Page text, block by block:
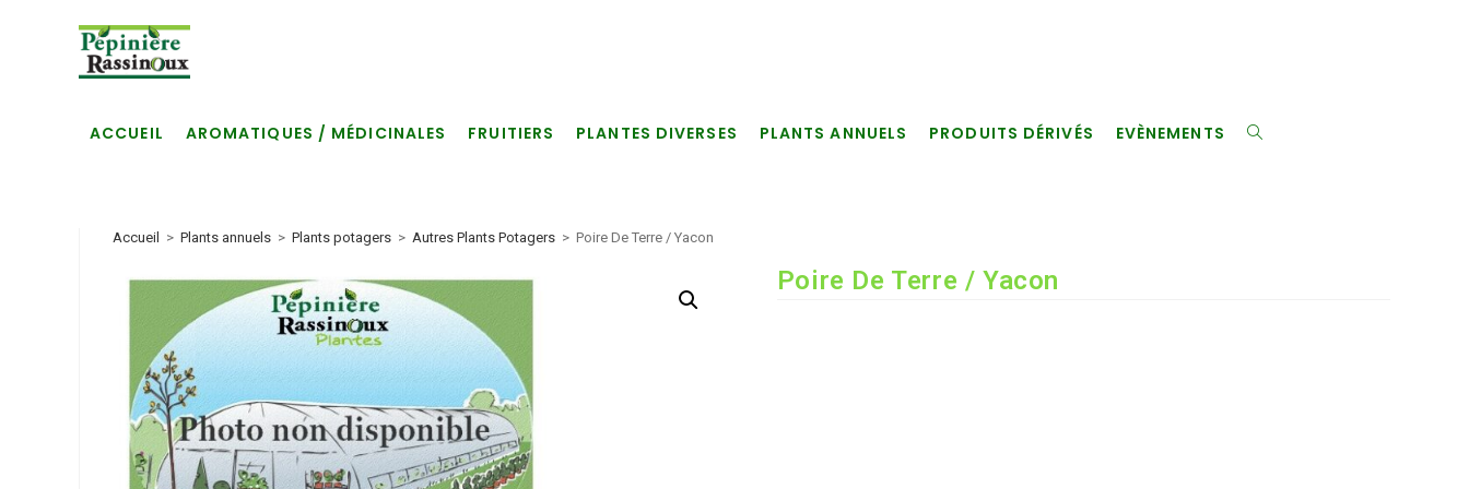
ACCUEIL AROMATIQUES / MÉDICINALES FRUITIERS PLANTES DIVERSES PLANTS ANNUELS PRODUITS DÉRIVÉS EVÈNEMENTS TOGGLE
Accueil > Plants annuels > Plants potagers > Autres Plants Potagers > Poire De Terre / Yacon
Poire De Terre / Yacon